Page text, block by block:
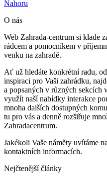
Nahoru
O nás
Web Zahrada-centrum si klade
rádcem a pomocníkem v
venku na zahradě.
Ať už hledáte konkrétní radu,
inspiraci pro Vaši zahrádku,
a popsaných v různých sekcích
využít naší nabídky interakce
mnoha dalších dostupných
tu pro vás a denně rozšiřuje
Zahradacentrum.
Jakékoli Vaše náměty uvítáme
kontaktních informacích.
Nejčtenější články